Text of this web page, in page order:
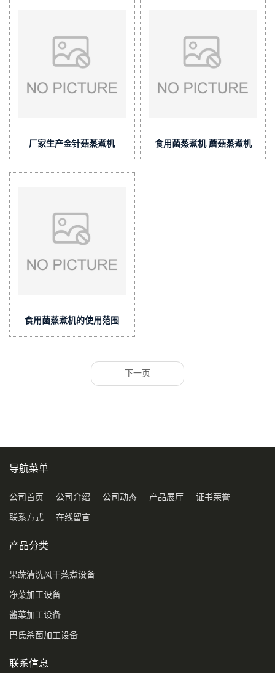
厂家生产金针菇蒸煮机 食用菌蒸煮机 蘑菇蒸煮机
食用菌蒸煮机的使用范围
下一页
导航菜单
公司首页 公司介绍 公司动态 产品展厅 证书荣誉
联系方式 在线留言
产品分类
果蔬清洗风干蒸煮设备
净菜加工设备
酱菜加工设备
巴氏杀菌加工设备
联系信息